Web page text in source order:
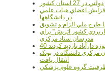
کشور
اعضاي هيات علمي
در دانشگاهها
طرح ملي الزام و تشويق
كشور اتريش" براي
مدرسان ستاد مرکزي
دارآباد بازديد کردند
دانشگاه در پونک
انتقال يافت
ظرفيت گروه علوم پزشکي